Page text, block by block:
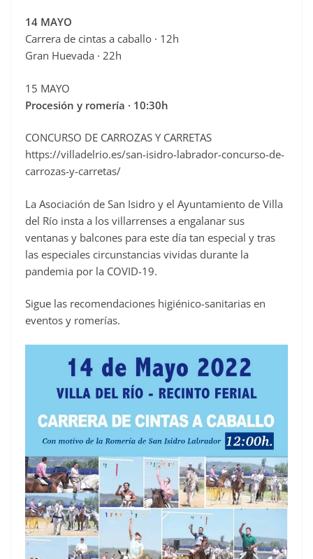
14 MAYO
Carrera de cintas a caballo · 12h
Gran Huevada · 22h
15 MAYO
Procesión y romería · 10:30h
CONCURSO DE CARROZAS Y CARRETAS
https://villadelrio.es/san-isidro-labrador-concurso-de-
carrozas-y-carretas/
La Asociación de San Isidro y el Ayuntamiento de Villa
del Río insta a los villarrenses a engalanar sus
ventanas y balcones para este día tan especial y tras
las especiales circunstancias vividas durante la
pandemia por la COVID-19.
Sigue las recomendaciones higiénico-sanitarias en
eventos y romerías.